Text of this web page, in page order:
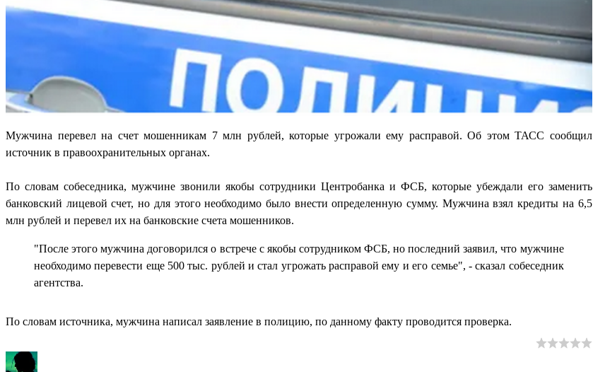
Мужчина перевел на счет мошенникам 7 млн рублей, которые угрожали ему расправой. Об этом ТАСС сообщил
источник в правоохранительных органах.
По словам собеседника, мужчине звонили якобы сотрудники Центробанка и ФСБ, которые убеждали его заменить
банковский лицевой счет, но для этого необходимо было внести определенную сумму. Мужчина взял кредиты на 6,5
млн рублей и перевел их на банковские счета мошенников.
"После этого мужчина договорился о встрече с якобы сотрудником ФСБ, но последний заявил, что мужчине
необходимо перевести еще 500 тыс. рублей и стал угрожать расправой ему и его семье", - сказал собеседник
агентства.
По словам источника, мужчина написал заявление в полицию, по данному факту проводится проверка.